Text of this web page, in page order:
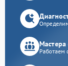
Мастера
Работаем